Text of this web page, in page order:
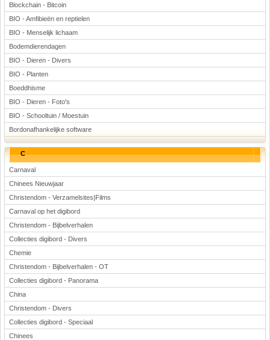
Blockchain - Bitcoin
BIO - Amfibieën en reptielen
BIO - Menselijk lichaam
Bodemdierendagen
BIO - Dieren - Divers
BIO - Planten
Boeddhisme
BIO - Dieren - Foto's
BIO - Schooltuin / Moestuin
Bordonafhankelijke software
C
Carnaval
Chinees Nieuwjaar
Christendom - Verzamelsites|Films
Carnaval op het digibord
Christendom - Bijbelverhalen
Collecties digibord - Divers
Chemie
Christendom - Bijbelverhalen - OT
Collecties digibord - Panorama
China
Christendom - Divers
Collecties digibord - Speciaal
Chinees